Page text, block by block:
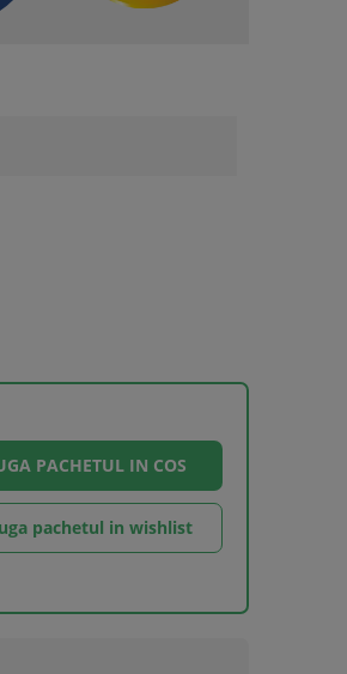
pachetul in wishlist